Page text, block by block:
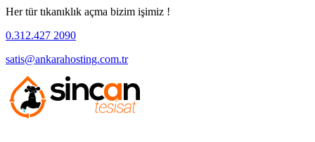
Her tür tıkanıklık açma bizim işimiz !
0.312.427 2090
satis@ankarahosting.com.tr